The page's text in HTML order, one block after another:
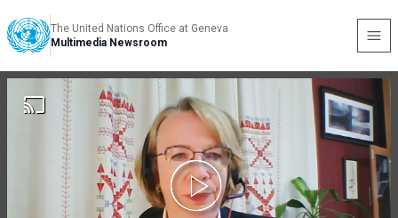
The United Nations Office at Geneva
Multimedia Newsroom